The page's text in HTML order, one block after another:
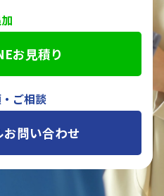
お見積り
ご相談
お問い合わせ